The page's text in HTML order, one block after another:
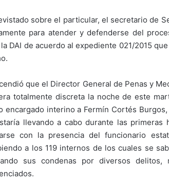
sobre el particular, el secretario de
para atender y defenderse del
DAI de acuerdo al expediente 021/2015
que el Director General de Penas y
totalmente discreta la noche de este
encargado interino a Fermín Cortés
llevando a cabo durante las
con la presencia del funcionario
a los 119 internos de los cuales se
sus condenas por diversos